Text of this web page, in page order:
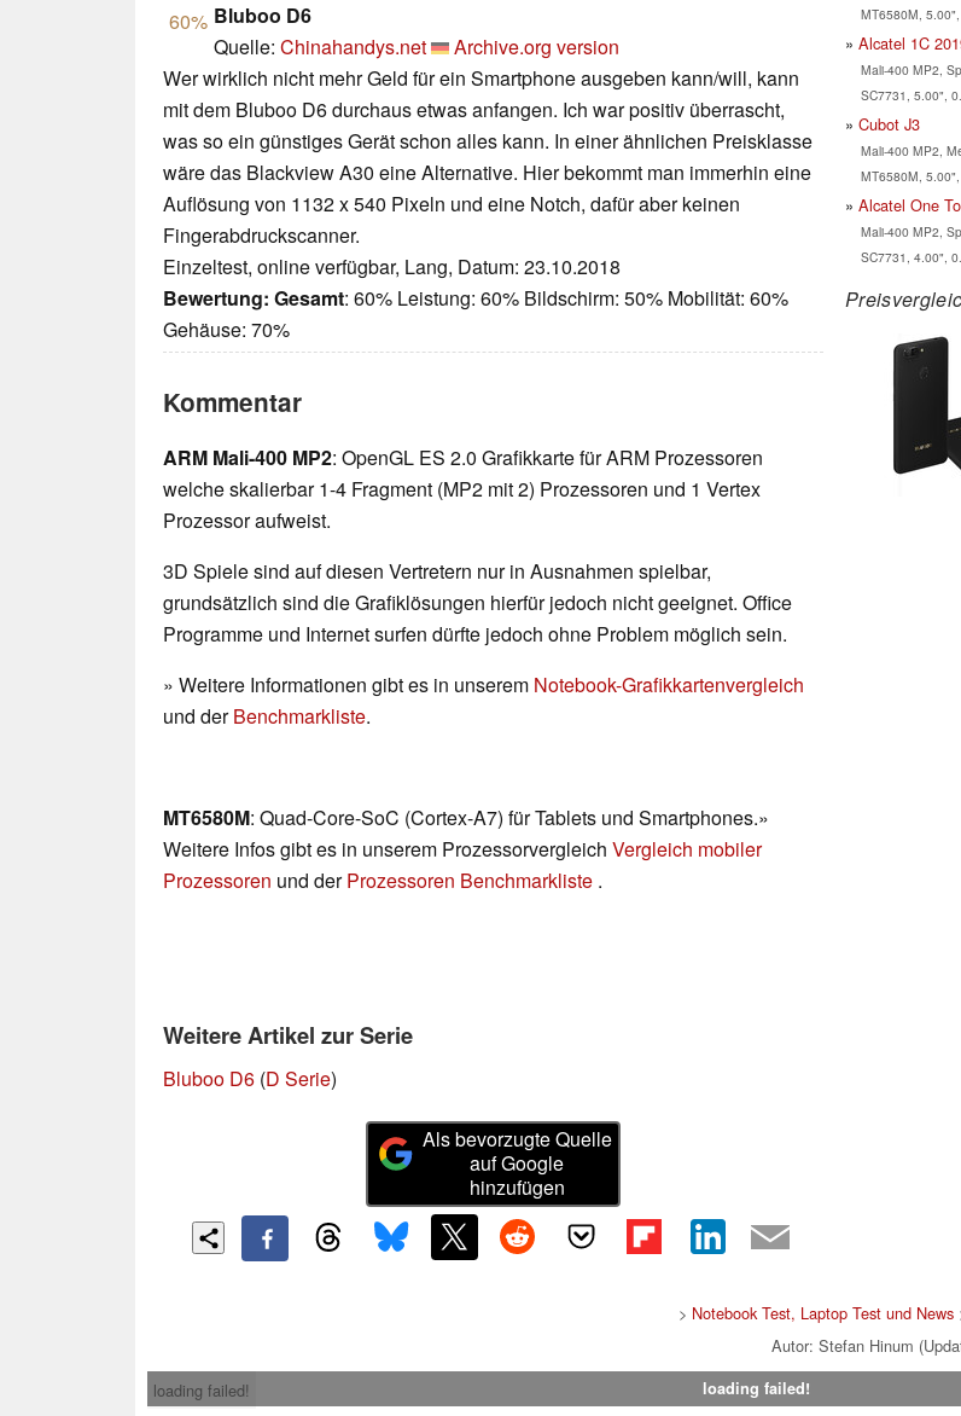
60% Bluboo D6
Quelle: Chinahandys.net
Archive.org version
Wer wirklich nicht mehr Geld für ein Smartphone ausgeben kann/will, kann
mit dem Bluboo D6 durchaus etwas anfangen. Ich war positiv überrascht,
was so ein günstiges Gerät schon alles kann. In einer ähnlichen Preisklasse
wäre das Blackview A30 eine Alternative. Hier bekommt man immerhin eine
Auflösung von 1132 x 540 Pixeln und eine Notch, dafür aber keinen
Fingerabdruckscanner.
Einzeltest, online verfügbar, Lang, Datum: 23.10.2018
Bewertung: Gesamt: 60% Leistung: 60% Bildschirm: 50% Mobilität: 60%
Gehäuse: 70%
Kommentar
ARM Mali-400 MP2: OpenGL ES 2.0 Grafikkarte für ARM Prozessoren
welche skalierbar 1-4 Fragment (MP2 mit 2) Prozessoren und 1 Vertex
Prozessor aufweist.
3D Spiele sind auf diesen Vertretern nur in Ausnahmen spielbar,
grundsätzlich sind die Grafiklösungen hierfür jedoch nicht geeignet. Office
Programme und Internet surfen dürfte jedoch ohne Problem möglich sein.
» Weitere Informationen gibt es in unserem Notebook-Grafikkartenvergleich
und derBenchmarkliste.
MT6580M: Quad-Core-SoC (Cortex-A7) für Tablets und Smartphones.»
Weitere Infos gibt es in unserem Prozessorvergleich Vergleich mobiler
Prozessoren und derProzessoren Benchmarkliste .
Weitere Artikel zur Serie
Bluboo D6 (D Serie)
Als bevorzugte Quelle
auf Google
hinzufügen
MT6580M,
Alcatel 1C
Mali-400 MP2,
SC7731, 5.00",
Cubot J3
Mali-400 MP2,
MT6580M,
Alcatel One
Mali-400 MP2,
SC7731, 4.00",
> Notebook Test, Laptop Test und News
Autor: Stefan Hinum
loading failed!
loading failed!